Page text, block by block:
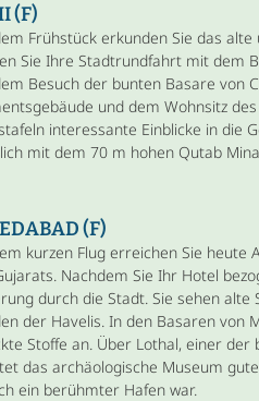
(F)
Frühstück erkunden Sie das
Sie Ihre Stadtrundfahrt mit dem
Besuch der bunten Basare von
und dem Wohnsitz
interessante Einblicke in die
mit dem 70 m hohen Qutab
(F)
kurzen Flug erreichen Sie heute
Nachdem Sie Ihr Hotel
durch die Stadt. Sie sehen
der Havelis. In den Basaren von
Stoffe an. Über Lothal, einer
das archäologische Museum
ein berühmter Hafen war.